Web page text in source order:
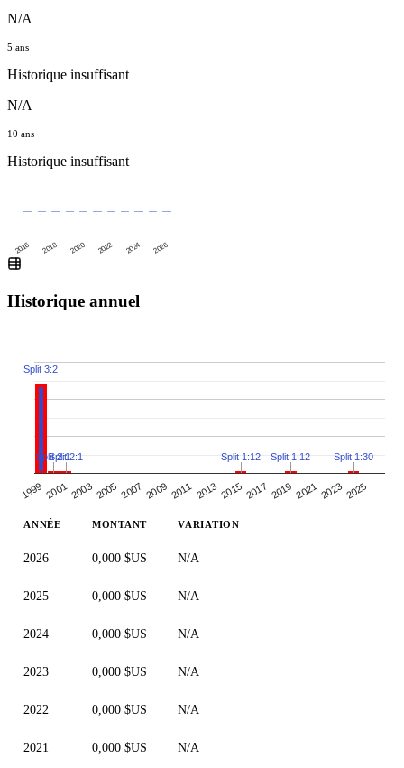
N/A
5 ans
Historique insuffisant
N/A
10 ans
Historique insuffisant
2016 2018 2020 2022 2024 2026
Historique annuel
1999 200120032005 2007 2009 2011 20132015 2017 2019 202120232025
Split 3:2
Split 2:1
Split 2:1 Split 1:12 Split 1:12 Split 1:30
ANNÉE MONTANT VARIATION
2026 0,000 $US N/A
2025 0,000 $US N/A
2024 0,000 $US N/A
2023 0,000 $US N/A
2022 0,000 $US N/A
2021 0,000 $US N/A